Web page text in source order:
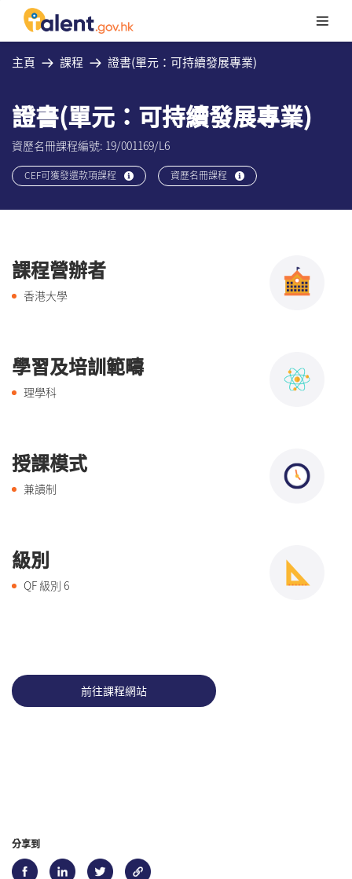
主頁 課程 證書(單元：可持續發展專業)
證書(單元：可持續發展專業)
資歷名冊課程編號: 19/001169/L6
CEF可獲發還款項課程 資歷名冊課程
課程營辦者
香港大學
學習及培訓範疇
理學科
授課模式
兼讀制
級別
QF 級別 6
前往課程網站
分享到